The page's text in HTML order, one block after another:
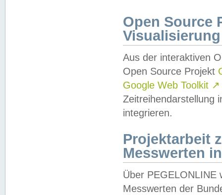
Open Source
Visualisierung
Aus der interaktiven
Open Source Projekt
Google Web Toolkit ↗
Zeitreihendarstellung
integrieren.
Projektarbeit
Messwerten
Über PEGELONLINE
Messwerten der